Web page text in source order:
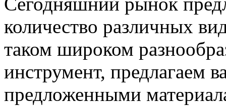
количество различных
таком широком
инструмент, предлагаем
предложенными